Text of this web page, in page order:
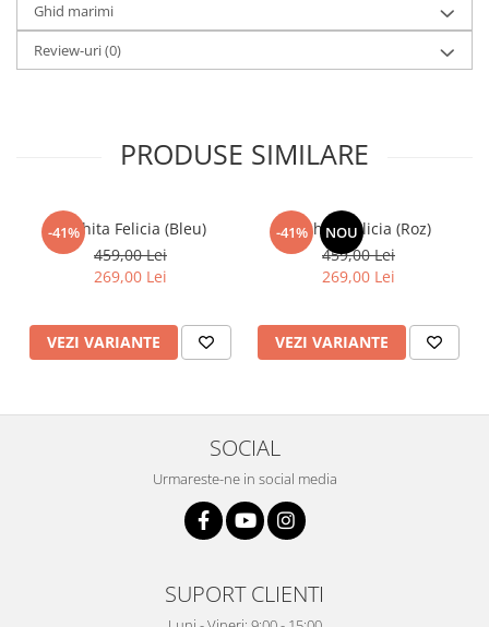
Ghid marimi
Review-uri(0)
PRODUSE SIMILARE
-41%
Rochita Felicia (Bleu)
459,00 Lei
269,00 Lei
VEZI VARIANTE
-41% NOU
Rochita Felicia (Roz)
459,00 Lei
269,00 Lei
VEZI VARIANTE
SOCIAL
Urmareste-ne in social media
SUPORT CLIENTI